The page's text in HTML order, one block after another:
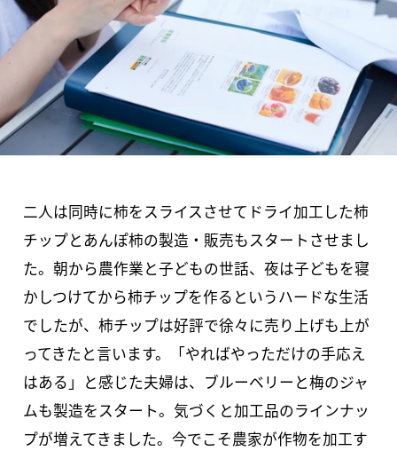
二人は同時に柿をスライスさせてドライ加工した柿
チップとあんぽ柿の製造・販売もスタートさせまし
た。朝から農作業と子どもの世話、夜は子どもを寝
かしつけてから柿チップを作るというハードな生活
でしたが、柿チップは好評で徐々に売り上げも上が
ってきたと言います。「やればやっただけの手応え
はある」と感じた夫婦は、ブルーベリーと梅のジャ
ムも製造をスタート。気づくと加工品のラインナッ
プが増えてきました。今でこそ農家が作物を加工す